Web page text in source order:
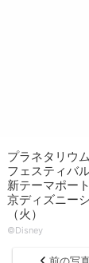
プラネタリウ
フェスティバ
新テーマポー
京ディズニー
（火）
©Disney
前の写